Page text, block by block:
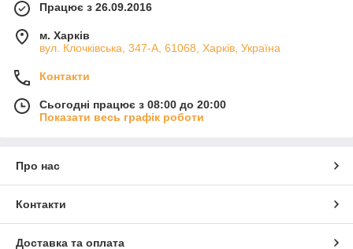
Працює з 26.09.2016
м. Харків
вул. Клочківська, 347-А, 61068, Харків, Україна
Контакти
Сьогодні працює з 08:00 до 20:00
Показати весь графік роботи
Про нас
Контакти
Доставка та оплата